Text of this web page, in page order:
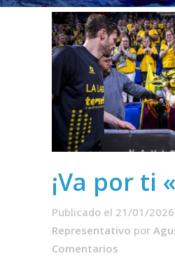
¡Va por ti
Publicado el 21/01/2026
Representativo por
Comentarios